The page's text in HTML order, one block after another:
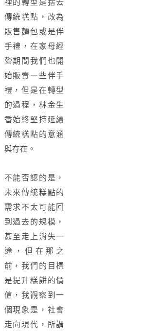
裡的轉型是捨去
傳統糕點，改為
販售麵包或是伴
手禮，在家母經
營期間我們也開
始販賣一些伴手
禮，但是在轉型
的過程，林金生
香始終堅持延續
傳統糕點的意涵
與存在。
不能否認的是，
未來傳統糕點的
需求不太可能回
到過去的規模，
甚至走上消失一
途，但在那之
前，我們的目標
是提升糕餅的價
值，我觀察到一
個現象是，社會
走向現代，所謂